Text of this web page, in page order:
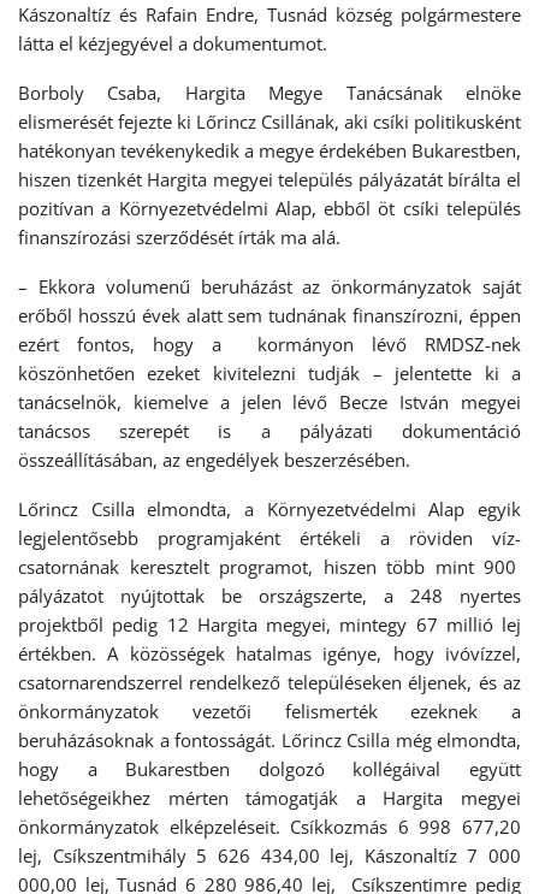
Kászonaltíz és Rafain Endre, Tusnád község polgármestere
látta el kézjegyével a dokumentumot.
Borboly Csaba, Hargita Megye Tanácsának elnöke
elismerését fejezte ki Lőrincz Csillának, aki csíki politikusként
hatékonyan tevékenykedik a megye érdekében Bukarestben,
hiszen tizenkét Hargita megyei település pályázatát bírálta el
pozitívan a Környezetvédelmi Alap, ebből öt csíki település
finanszírozási szerződését írták ma alá.
– Ekkora volumenű beruházást az önkormányzatok saját
erőből hosszú évek alatt sem tudnának finanszírozni, éppen
ezért fontos, hogy a kormányon lévő RMDSZ-nek
köszönhetően ezeket kivitelezni tudják – jelentette ki a
tanácselnök, kiemelve a jelen lévő Becze István megyei
tanácsos szerepét is a pályázati dokumentáció
összeállításában, az engedélyek beszerzésében.
Lőrincz Csilla elmondta, a Környezetvédelmi Alap egyik
legjelentősebb programjaként értékeli a röviden víz-
csatornának keresztelt programot, hiszen több mint 900
pályázatot nyújtottak be országszerte, a 248 nyertes
projektből pedig 12 Hargita megyei, mintegy 67 millió lej
értékben. A közösségek hatalmas igénye, hogy ivóvízzel,
csatornarendszerrel rendelkező településeken éljenek, és az
önkormányzatok vezetői felismerték ezeknek a
beruházásoknak a fontosságát. Lőrincz Csilla még elmondta,
hogy a Bukarestben dolgozó kollégáival együtt
lehetőségeikhez mérten támogatják a Hargita megyei
önkormányzatok elképzeléseit. Csíkkozmás 6 998 677,20
lej, Csíkszentmihály 5 626 434,00 lej, Kászonaltíz 7 000
000,00 lej, Tusnád 6 280 986,40 lej, Csíkszentimre pedig